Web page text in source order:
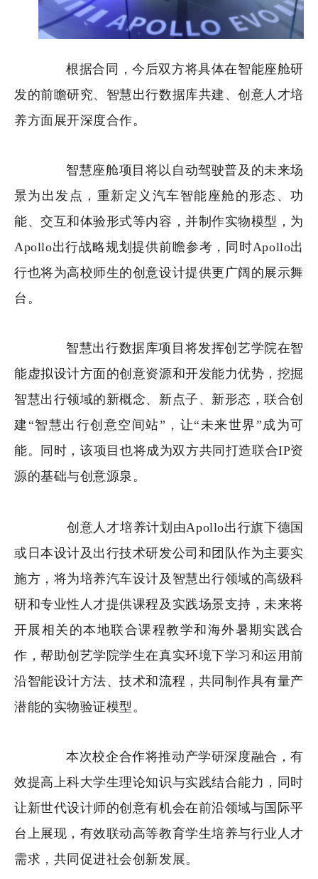
根据合同，今后双方将具体在智能座舱研
发的前瞻研究、 智慧出行数据库共建、创意人才培
养方面展开深度合作。
智慧座舱项目将以自动驾驶普及的未来场
景为出发点，重新定义汽车智能座舱的形态、功
能、交互和体验形式等内容，并制作实物模型，为
Apollo出行战略规划提供前瞻参考，同时Apollo出
行也将为高校师生的创意设计提供更广阔的展示舞
台。
智慧出行数据库项目将发挥创艺学院在智
能虚拟设计方面的创意资源和开发能力优势，挖掘
智慧出行领域的新概念、新点子、新形态，联合创
建“智慧出行创意空间站”，让“未来世界”成为可
能。
同时，该项目也将成为双方共同打造联合IP资
源的基础与创意源泉。
创意人才培养计划由Apollo出行旗下德国
或日本设计及出行技术研发公司和团队作为主要实
施方，将为培养汽车设计及智慧出行领域的高级科
研和专业性人才提供课程及实践场景支持，未来将
开展相关的本地联合课程教学和海外暑期实践合
作，帮助创艺学院学生在真实环境下学习和运用前
沿智能设计方法、技术和流程，共同制作具有量产
潜能的实物验证模型。
本次校企合作将推动产学研深度融合，有
效提高上科大学生理论知识与实践结合能力，同时
让新世代设计师的创意有机会在前沿领域与国际平
台上展现，有效联动高等教育学生培养与行业人才
需求，共同促进社会创新发展。